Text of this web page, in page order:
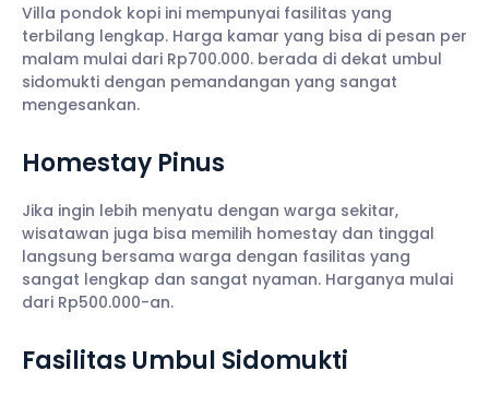
Villa pondok kopi ini mempunyai fasilitas yang
terbilang lengkap. Harga kamar yang bisa di pesan per
malam mulai dari Rp700.000. berada di dekat umbul
sidomukti dengan pemandangan yang sangat
mengesankan.
Homestay Pinus
Jika ingin lebih menyatu dengan warga sekitar,
wisatawan juga bisa memilih homestay dan tinggal
langsung bersama warga dengan fasilitas yang
sangat lengkap dan sangat nyaman. Harganya mulai
dari Rp500.000-an.
Fasilitas Umbul Sidomukti